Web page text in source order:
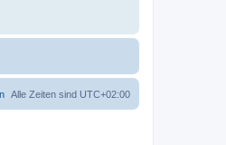
Alle Zeiten sind UTC+02:00